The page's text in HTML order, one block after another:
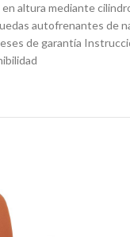
altura mediante
autofrenantes de
de garantía